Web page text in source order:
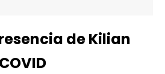
de Kilian